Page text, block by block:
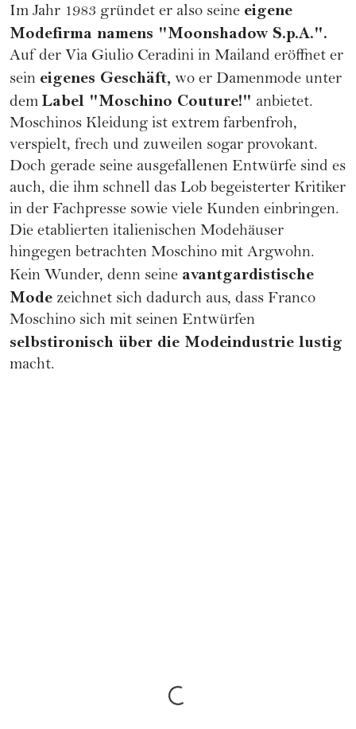
Im Jahr 1983 gründet er also seine eigene
Modefirma namens "Moonshadow S.p.A.".
Auf der Via Giulio Ceradini in Mailand eröffnet er
sein eigenes Geschäft, wo er Damenmode unter
dem Label "Moschino Couture!" anbietet.
Moschinos Kleidung ist extrem farbenfroh,
verspielt, frech und zuweilen sogar provokant.
Doch gerade seine ausgefallenen Entwürfe sind es
auch, die ihm schnell das Lob begeisterter Kritiker
in der Fachpresse sowie viele Kunden einbringen.
Die etablierten italienischen Modehäuser
hingegen betrachten Moschino mit Argwohn.
Kein Wunder, denn seine avantgardistische
Mode zeichnet sich dadurch aus, dass Franco
Moschino sich mit seinen Entwürfen
selbstironisch über die Modeindustrie lustig
macht.